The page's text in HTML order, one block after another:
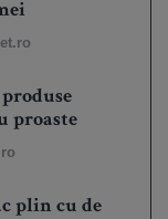
proaste
plin cu de